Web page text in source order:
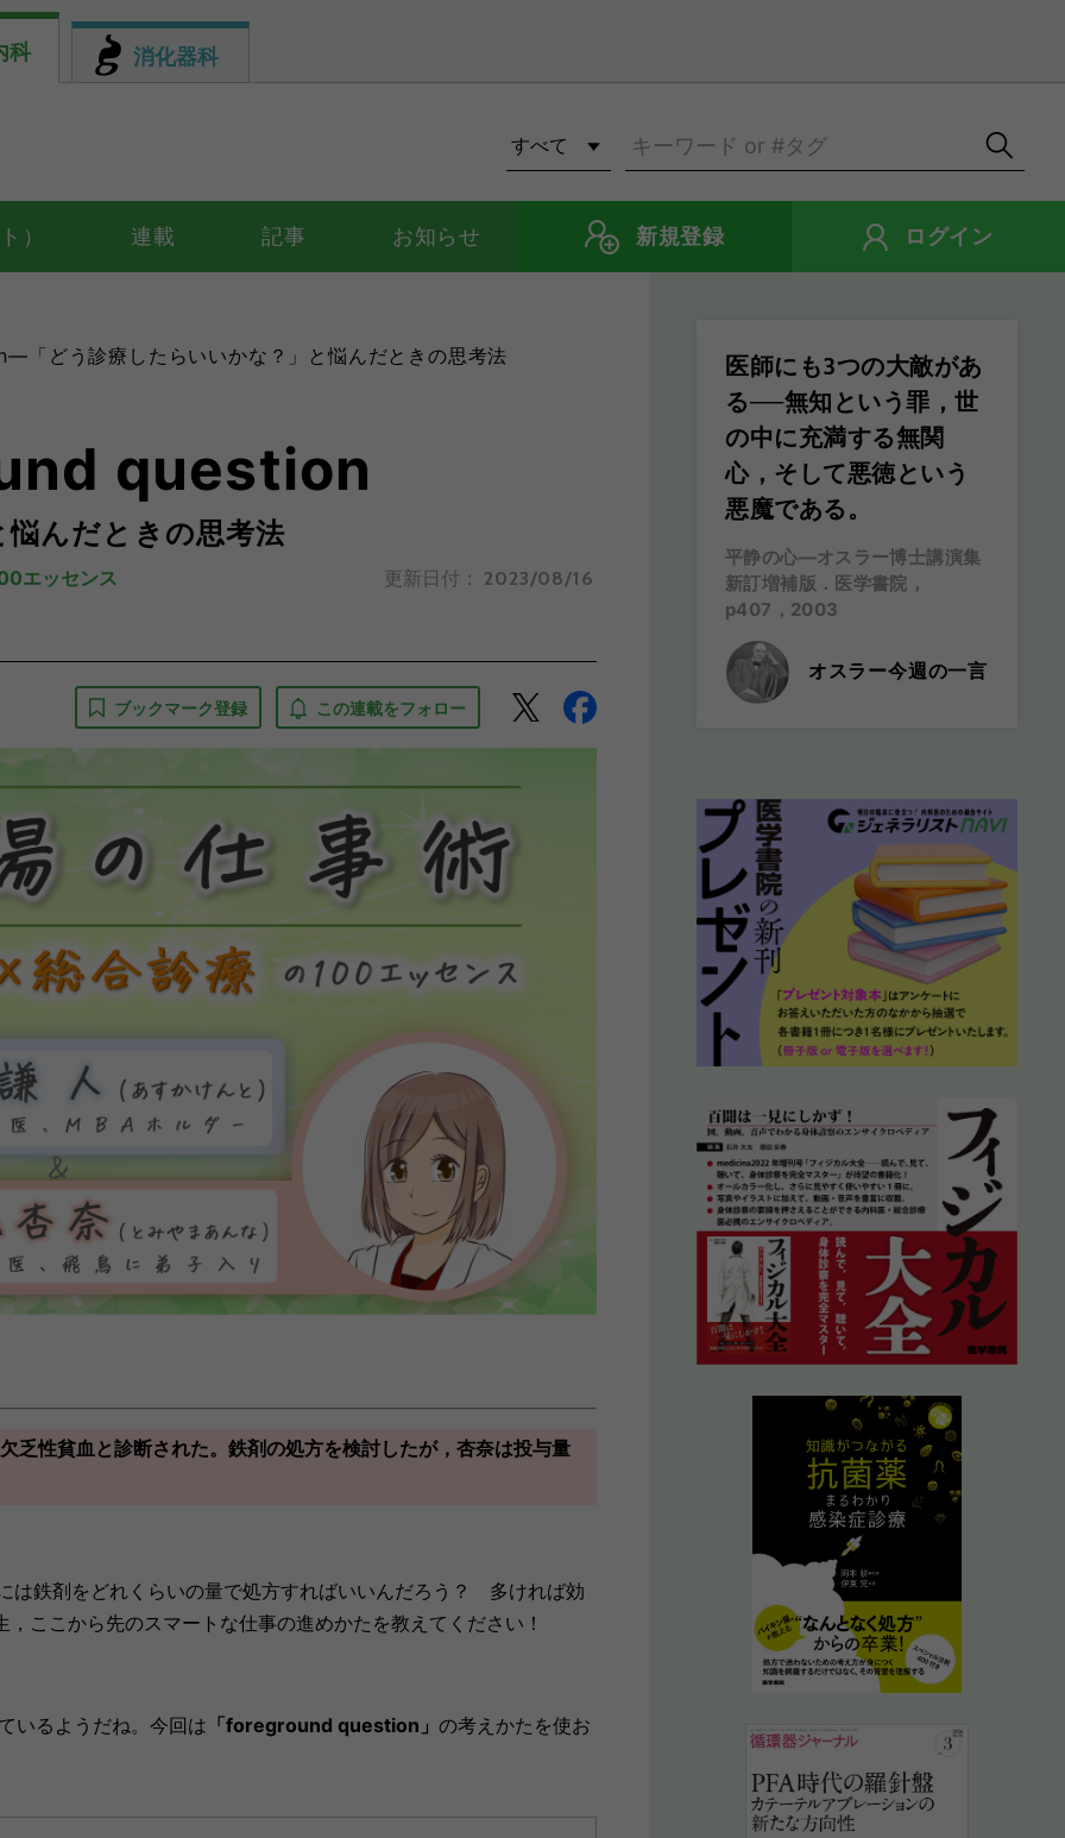
科 消化器科
） 連載 記事 お知らせ 新規登録 ログイン
どう診療したらいいかな？」と悩んだときの思考法
question
んだときの思考法
エッセンス 更新日付： 2023/08/16
ブックマーク登録 この連載をフォロー
乏性貧血と診断された。鉄剤の処方を検討したが，杏奈は投与量
は鉄剤をどれくらいの量で処方すればいいんだろう？ 多ければ効
ここから先のスマートな仕事の進めかたを教えてください！
いるようだね。今回は 「foreground question」 の考えかたを使お
医師にも3つの大敵があ
る──無知という罪，世
の中に充満する無関
心，そして悪徳という
悪魔である。
平静の心―オスラー博士講演集
新訂増補版．医学書院，
p407，2003
オスラー今週の一言